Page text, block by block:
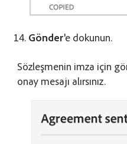
Gönder'e dokunun.
Sözleşmenin imza için
onay mesajı alırsınız.